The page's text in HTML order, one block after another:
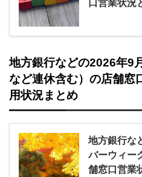
口営業状況
地方銀行などの2026年9
など連休含む）の店舗窓
用状況まとめ
地方銀行な
バーウィー
舗窓口営業